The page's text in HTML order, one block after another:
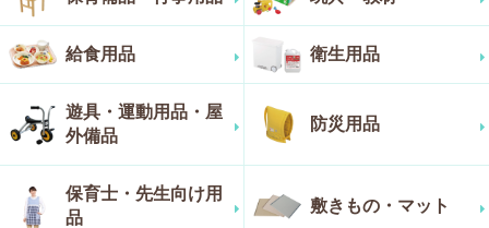
給食用品 衛生用品
遊具・運動用品・屋
外備品
防災用品
保育士・先生向け用
品
敷きもの・マット